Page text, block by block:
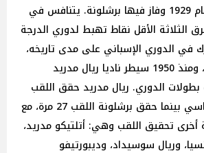
انطلقت المسابقة عام 1929 وفاز فيها برشلونة. يتنافس في
الفرق الثلاثة الأقل نقاط تهبط لدوري الدرجة
نادياً شارك في الدوري الإسباني على مدى تاريخه،
9 منهم توج باللقب، ومنذ 1950 سيطر ناديا ريال مدريد
الدوري. ريال مدريد حقق اللقب
36 مرة وهو رقم قياسي بينما حقق برشلونة اللقب 27 مرة، مع
تحقيق اللقب وهي: أتلتيكو مدريد،
وريال سوسيداد، وديبورتيفو